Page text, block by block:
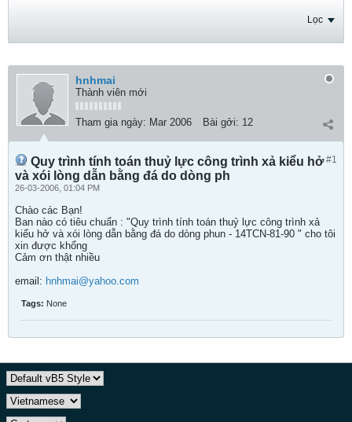
Lọc
hnhmai
Thành viên mới
Tham gia ngày: Mar 2006 Bài gởi: 12
#1
Quy trình tính toán thuỷ lực công trình xả kiểu hở
và xói lòng dẫn bằng đá do dòng ph
26-03-2006, 01:04 PM
Chào các Bạn!
Ban nào có tiêu chuẩn : "Quy trình tính toán thuỷ lực công trình xả
kiểu hở và xói lòng dẫn bằng đá do dòng phun - 14TCN-81-90 " cho tôi
xin được khổng
Cảm ơn thật nhiều
email: hnhmai@yahoo.com
Tags: None